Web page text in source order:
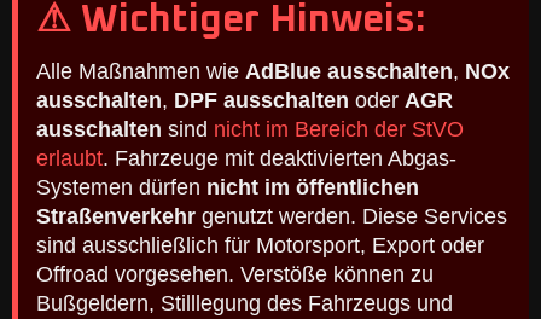
⚠ Wichtiger Hinweis:
Alle Maßnahmen wie AdBlue ausschalten, NOx
ausschalten, DPF ausschalten oder AGR
ausschalten sind nicht im Bereich der StVO
erlaubt. Fahrzeuge mit deaktivierten Abgas-
Systemen dürfen nicht im öffentlichen
Straßenverkehr genutzt werden. Diese Services
sind ausschließlich für Motorsport, Export oder
Offroad vorgesehen. Verstöße können zu
Bußgeldern, Stilllegung des Fahrzeugs und